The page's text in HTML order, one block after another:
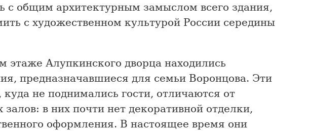
с общим архитектурным замыслом всего здания,
с художественном культурой России середины
этаже Алупкинского дворца находились
предназначавшиеся для семьи Воронцова. Эти
не поднимались гости, отличаются от
залов: в них почти нет декоративной отделки,
оформления. В настоящее время они